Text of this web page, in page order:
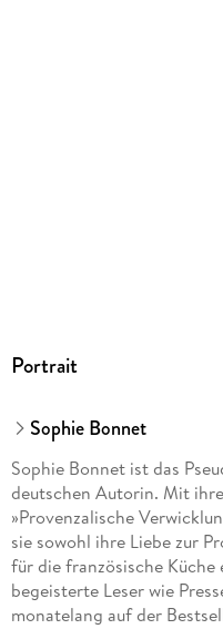
Portrait
Sophie Bonnet
Sophie Bonnet ist das
deutschen Autorin. Mit
»Provenzalische
sie sowohl ihre Liebe zur
für die französische
begeisterte Leser wie
monatelang auf der